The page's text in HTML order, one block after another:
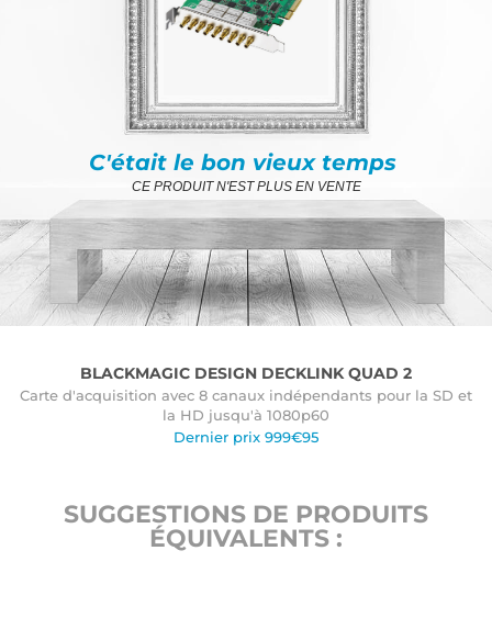
C'était le bon vieux temps
CE PRODUIT N'EST PLUS EN VENTE
BLACKMAGIC DESIGN DECKLINK QUAD 2
Carte d'acquisition avec 8 canaux indépendants pour la SD et
la HD jusqu'à 1080p60
Dernier prix 999€95
SUGGESTIONS DE PRODUITS
ÉQUIVALENTS :